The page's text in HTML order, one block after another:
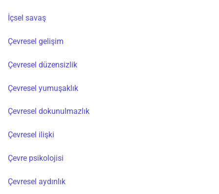
İçsel savaş
Çevresel gelişim
Çevresel düzensizlik
Çevresel yumuşaklık
Çevresel dokunulmazlık
Çevresel ilişki
Çevre psikolojisi
Çevresel aydınlık